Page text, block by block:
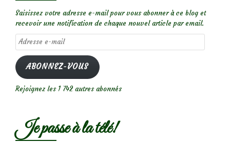
Saisissez votre adresse e-mail pour vous abonner à ce blog et
recevoir une notification de chaque nouvel article par email.
Adresse
e-
mail
ABONNEZ-VOUS
Rejoignez les 1 742 autres abonnés
Je passe à la télé!